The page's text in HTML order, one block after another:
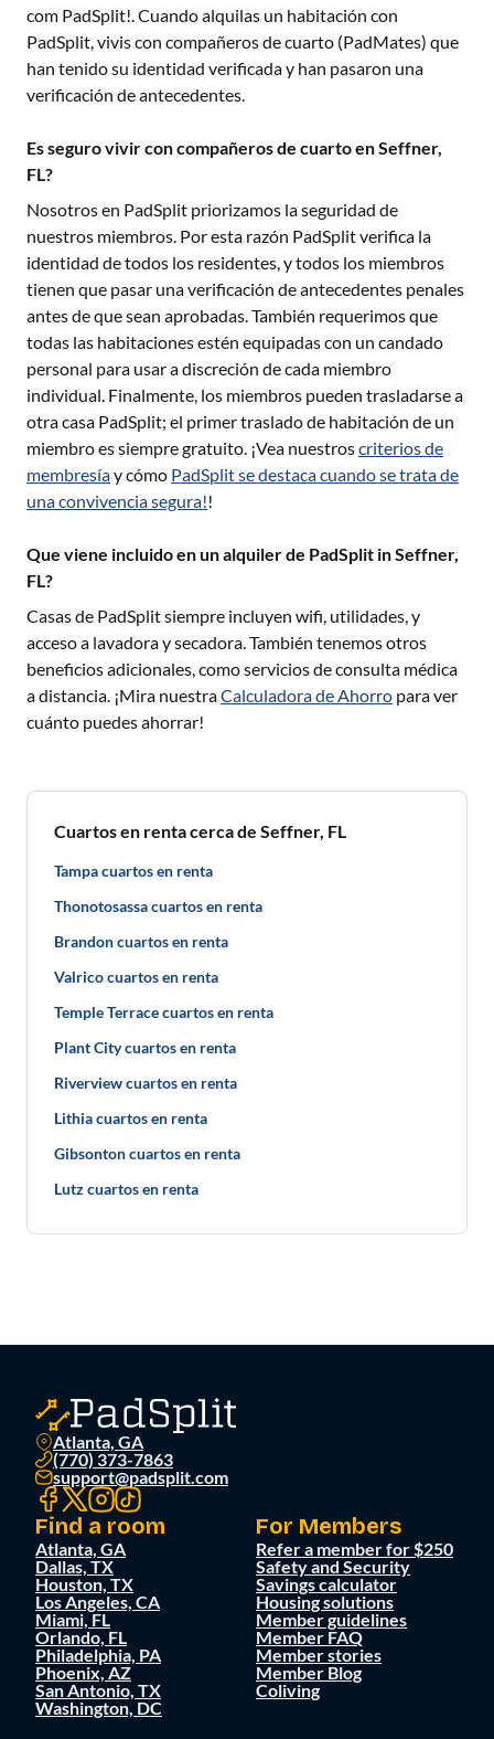
com PadSplit!. Cuando alquilas un habitación con
PadSplit, vivis con compañeros de cuarto (PadMates) que
han tenido su identidad verificada y han pasaron una
verificación de antecedentes.
Es seguro vivir con compañeros de cuarto en Seffner,
FL?
Nosotros en PadSplit priorizamos la seguridad de
nuestros miembros. Por esta razón PadSplit verifica la
identidad de todos los residentes, y todos los miembros
tienen que pasar una verificación de antecedentes penales
antes de que sean aprobadas. También requerimos que
todas las habitaciones estén equipadas con un candado
personal para usar a discreción de cada miembro
individual. Finalmente, los miembros pueden trasladarse a
otra casa PadSplit; el primer traslado de habitación de un
miembro es siempre gratuito. ¡Vea nuestroscriterios de
membresíay cómo PadSplit se destaca cuando se trata de
una convivencia segura!!
Que viene incluido en un alquiler de PadSplit in Seffner,
FL?
Casas de PadSplit siempre incluyen wifi, utilidades, y
acceso a lavadora y secadora. También tenemos otros
beneficios adicionales, como servicios de consulta médica
a distancia. ¡Mira nuestraCalculadora de Ahorro para ver
cuánto puedes ahorrar!
Cuartos en renta cerca de Seffner, FL
Tampa cuartos en renta
Thonotosassa cuartos en renta
Brandon cuartos en renta
Valrico cuartos en renta
Temple Terrace cuartos en renta
Plant City cuartos en renta
Riverview cuartos en renta
Lithia cuartos en renta
Gibsonton cuartos en renta
Lutz cuartos en renta
Atlanta, GA
(770) 373-7863
support@padsplit.com
Find a room
Atlanta, GA
Dallas, TX
Houston, TX
Los Angeles, CA
Miami, FL
Orlando, FL
Philadelphia, PA
Phoenix, AZ
San Antonio, TX
Washington, DC
For Members
Refer a member for $250
Safety and Security
Savings calculator
Housing solutions
Member guidelines
Member FAQ
Member stories
Member Blog
Coliving